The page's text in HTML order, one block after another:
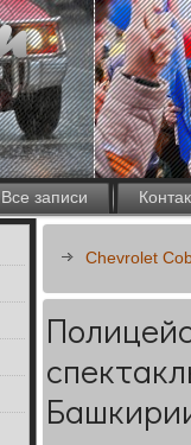
Все записи
Chevrolet